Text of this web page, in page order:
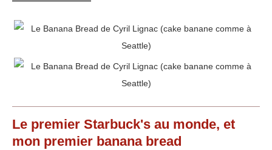
Le premier Starbuck's au monde, et
mon premier banana bread